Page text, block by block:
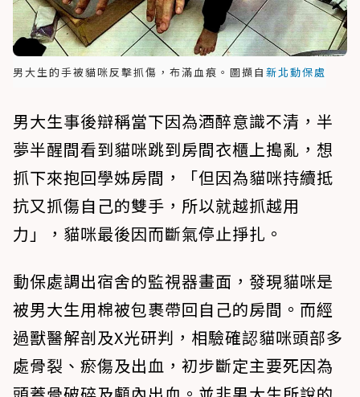
男大生的手被貓咪反擊抓傷，布滿血痕。圖擷自 新北動保處
男大生事後辯稱當下因為酒醉意識不清，半
夢半醒間看到貓咪跳到房間衣櫃上搗亂，想
抓下來抱回學姊房間，「但因為貓咪持續抵
抗又抓傷自己的雙手，所以就越抓越用
力」，貓咪最後因而斷氣停止掙扎。
動保處調出宿舍的監視器畫面，發現貓咪是
被男大生用棉被包裹帶回自己的房間。而經
過獸醫解剖及X光研判，相驗確認貓咪頭部多
處骨裂、瘀傷及出血，初步斷定主要死因為